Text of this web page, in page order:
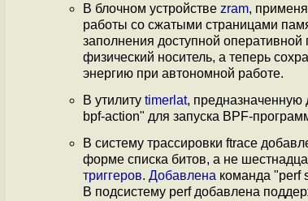
В блочном устройстве zram,
работы со сжатыми страницами
заполнения доступной
физический носитель, а теперь
энергию при автономной работе.
В утилиту timerlat, предназначенную
bpf-action" для запуска BPF-
В систему трассировки ftrace
форме списка битов, а не
триггеров. Добавлена команда "perf
В подсистему perf добавлена